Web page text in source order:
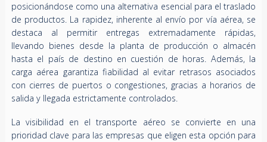
posicionándose como una alternativa esencial para el traslado
de productos. La rapidez, inherente al envío por vía aérea, se
destaca al permitir entregas extremadamente rápidas,
llevando bienes desde la planta de producción o almacén
hasta el país de destino en cuestión de horas. Además, la
carga aérea garantiza fiabilidad al evitar retrasos asociados
con cierres de puertos o congestiones, gracias a horarios de
salida y llegada estrictamente controlados.
La visibilidad en el transporte aéreo se convierte en una
prioridad clave para las empresas que eligen esta opción para